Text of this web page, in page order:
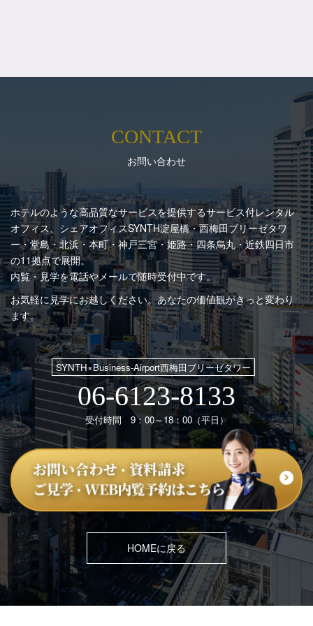
CONTACT
お問い合わせ
ホテルのような高品質なサービスを提供するサービス付レンタル
オフィス、シェアオフィスSYNTH淀屋橋・西梅田ブリーゼタワ
ー・堂島・北浜・本町・神戸三宮・姫路・四条烏丸・近鉄四日市
の11拠点で展開。
内覧・見学を電話やメールで随時受付中です。
お気軽に見学にお越しください。あなたの価値観がきっと変わり
ます。
SYNTH×Business-Airport西梅田ブリーゼタワー
06-6123-8133
受付時間 9：00～18：00（平日）
HOMEに戻る